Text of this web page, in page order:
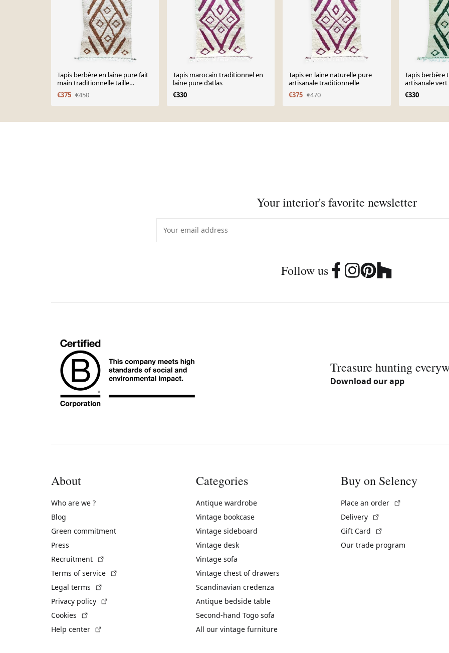
Tapis berbère en laine pure fait
main traditionnelle taille
150/250 cm
€375 €450
Tapis marocain traditionnel en
laine pure d’atlas
€330
Tapis en laine naturelle pure
artisanale traditionnelle
€375 €470
Tapis berbère
artisanale vert
cm
€330
Your interior's favorite newsletter
Follow us
Treasure hunting
Download our app
About
Who are we ?
Blog
Green commitment
Press
Recruitment
Terms of service
Legal terms
Privacy policy
Cookies
Help center
Categories
Antique wardrobe
Vintage bookcase
Vintage sideboard
Vintage desk
Vintage sofa
Vintage chest of drawers
Scandinavian credenza
Antique bedside table
Second-hand Togo sofa
All our vintage furniture
Buy on Selency
Place an order
Delivery
Gift Card
Our trade program